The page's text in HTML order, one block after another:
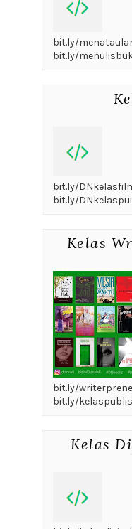
bit.ly/
bit.ly/
bit.ly/
bit.ly/
Kelas
bit.ly/
bit.ly/
Kelas